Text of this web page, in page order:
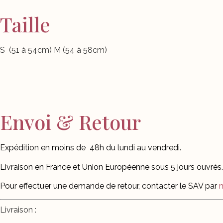
Taille
S (51 à 54cm) M (54 à 58cm)
Envoi & Retour
Expédition en moins de 48h du lundi au vendredi.
Livraison en France et Union Européenne sous 5 jours ouvrés.
Pour effectuer une demande de retour, contacter le SAV par
Livraison :